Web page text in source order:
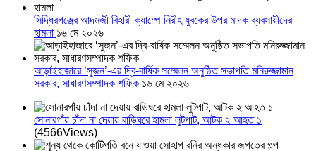
সিদ্ধিরগঞ্জের আদমজী বিহারী ক্যাম্পে নিরীহ যুবকের উপর মাদক ব্যবসায়ীদের
হামলা ১৬ মে ২০২৬
আড়াইহাজারে ‘সুজন’-এর দ্বি-বার্ষিক সম্মেলন অনুষ্ঠিত সভাপতি মনিরুজ্জামান
সরকার, সাধারণসম্পাদক শফিক ১৬ মে ২০২৬
সোনারগাঁয় চাঁদা না দেয়ায় বাড়িঘরে হামলা লুটপাট, আটক ২ আহত ১
(4566Views)